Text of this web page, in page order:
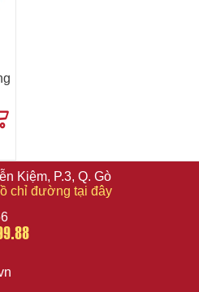
Kiệm, P.3, Q. Gò
chỉ đường tại đây